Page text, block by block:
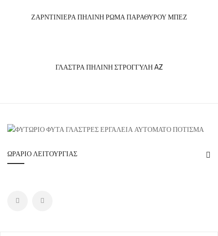
ΖΑΡΝΤΙΝΙΕΡΑ ΠΗΛΙΝΗ ΡΩΜΑ ΠΑΡΑΘΥΡΟΥ ΜΠΕΖ
ΓΛΑΣΤΡΑ ΠΗΛΙΝΗ ΣΤΡΟΓΓΥΛΗ AZ
ΩΡΆΡΙΟ ΛΕΙΤΟΥΡΓΊΑΣ